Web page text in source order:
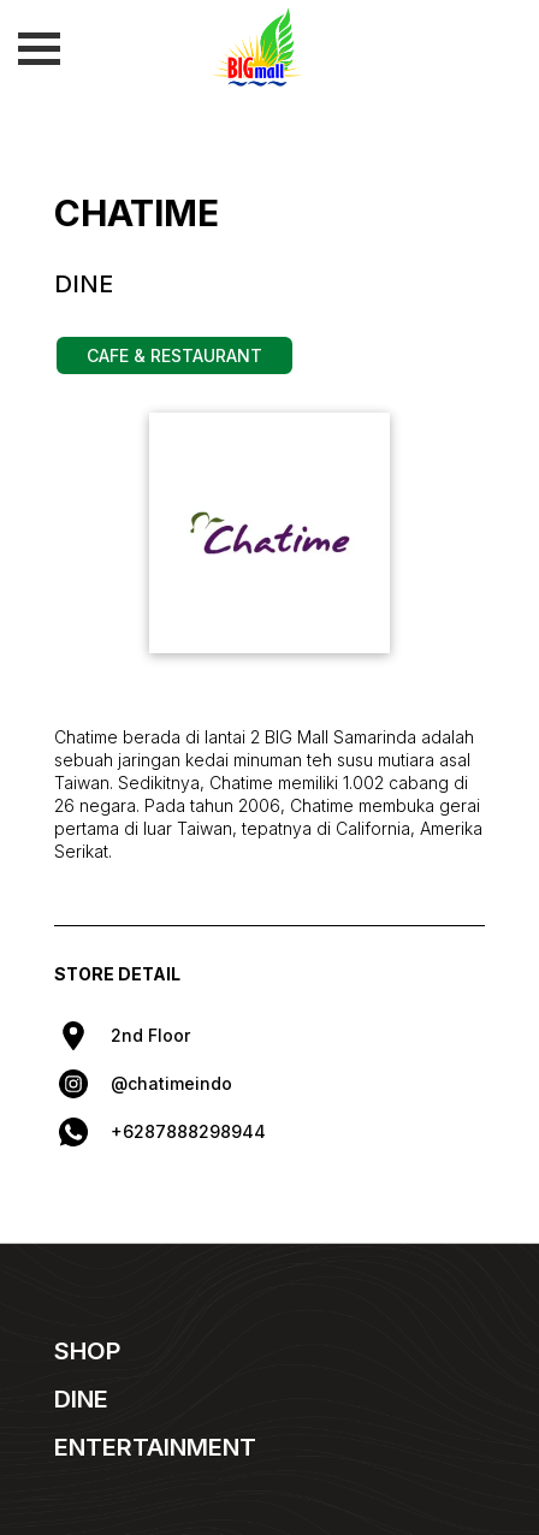
CHATIME
DINE
CAFE & RESTAURANT
Chatime berada di lantai 2 BIG Mall Samarinda adalah
sebuah jaringan kedai minuman teh susu mutiara asal
Taiwan. Sedikitnya, Chatime memiliki 1.002 cabang di
26 negara. Pada tahun 2006, Chatime membuka gerai
pertama di luar Taiwan, tepatnya di California, Amerika
Serikat.
STORE DETAIL
2nd Floor
@chatimeindo
+6287888298944
SHOP
DINE
ENTERTAINMENT